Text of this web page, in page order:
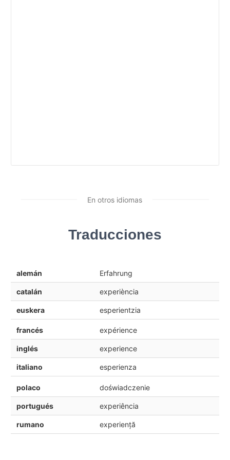
En otros idiomas
Traducciones
alemán Erfahrung
catalán experiència
euskera esperientzia
francés expérience
inglés experience
italiano esperienza
polaco doświadczenie
portugués experiência
rumano experiență